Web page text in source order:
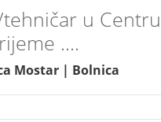
u
....
Mostar | Bolnica